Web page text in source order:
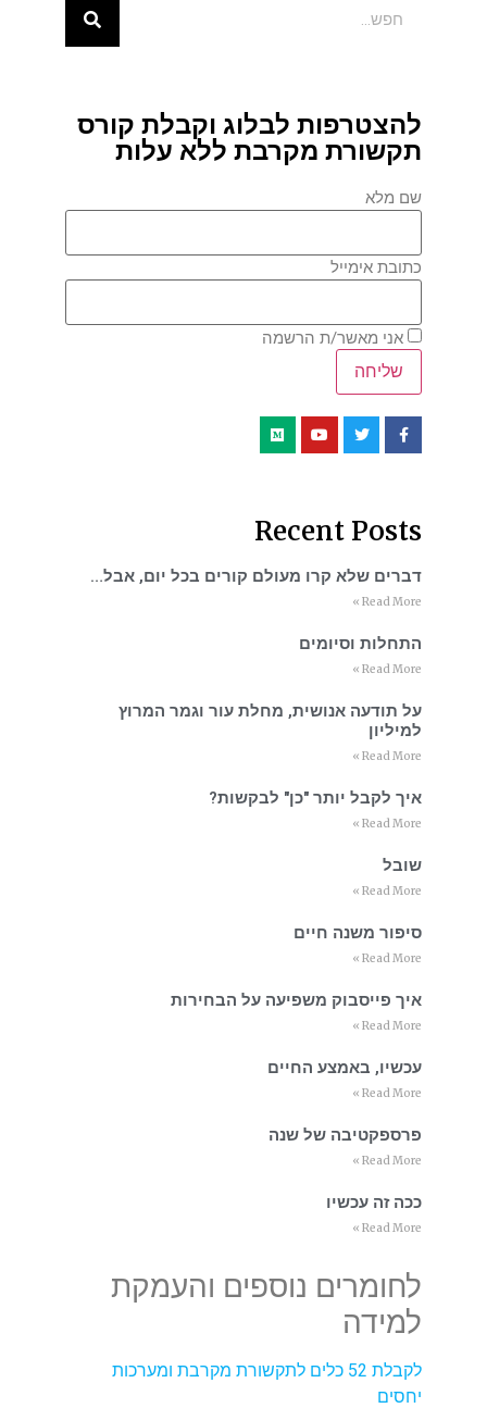
להצטרפות לבלוג וקבלת קורס
תקשורת מקרבת ללא עלות
שם מלא
כתובת אימייל
אני מאשר/ת הרשמה
Recent Posts
דברים שלא קרו מעולם קורים בכל יום, אבל…
Read More »
התחלות וסיומים
Read More »
על תודעה אנושית, מחלת עור וגמר המרוץ
למיליון
Read More »
איך לקבל יותר "כן" לבקשות?
Read More »
שובל
Read More »
סיפור משנה חיים
Read More »
איך פייסבוק משפיעה על הבחירות
Read More »
עכשיו, באמצע החיים
Read More »
פרספקטיבה של שנה
Read More »
ככה זה עכשיו
Read More »
לחומרים נוספים והעמקת
למידה
לקבלת 52 כלים לתקשורת מקרבת ומערכות
יחסים